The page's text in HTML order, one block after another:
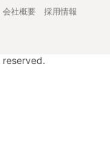
会社概要
採用情報